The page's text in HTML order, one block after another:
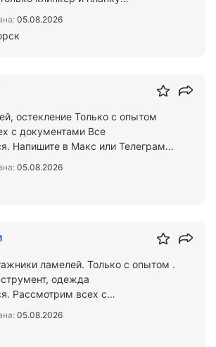
05.08.2026
остекление Только с опытом
с документами Все
Напишите в Макс или Телеграм
05.08.2026
ламелей. Только с опытом .
одежда
Рассмотрим всех с
05.08.2026